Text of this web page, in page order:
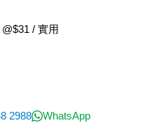
@$31 / 實用
2988
WhatsApp